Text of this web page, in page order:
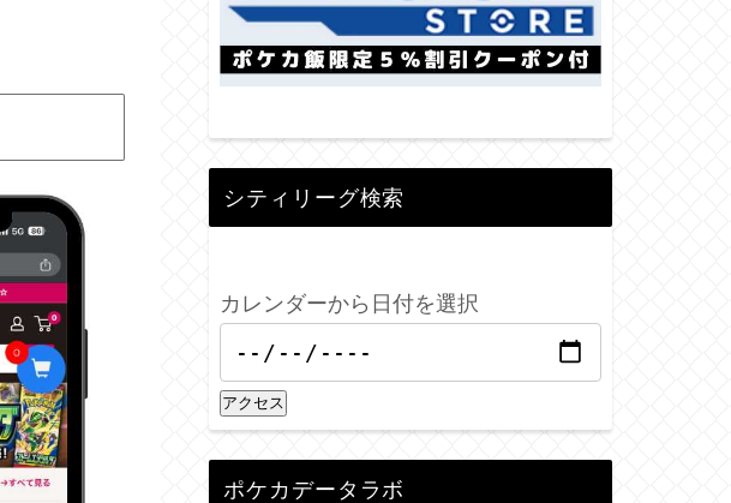
シティリーグ検索
カレンダーから日付を選択
アクセス
ポケカデータラボ